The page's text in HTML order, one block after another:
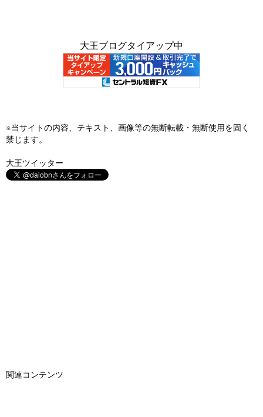
大王ブログタイアップ中
※当サイトの内容、テキスト、画像等の無断転載・無断使用を固く
禁じます。
大王ツイッター
関連コンテンツ